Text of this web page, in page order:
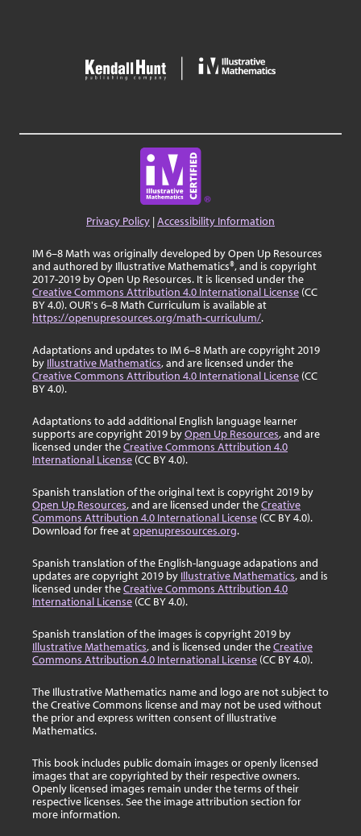
Privacy Policy |Accessibility Information
IM 6–8 Math was originally developed by Open Up Resources
and authored by Illustrative Mathematics®, and is copyright
2017-2019 by Open Up Resources. It is licensed under the
Creative Commons Attribution 4.0 International License (CC
BY 4.0). OUR's 6–8 Math Curriculum is available at
https://openupresources.org/math-curriculum/.
Adaptations and updates to IM 6–8 Math are copyright 2019
by Illustrative Mathematics, and are licensed under the
Creative Commons Attribution 4.0 International License (CC
BY 4.0).
Adaptations to add additional English language learner
supports are copyright 2019 byOpen Up Resources, and are
licensed under theCreative Commons Attribution 4.0
International License (CC BY 4.0).
Spanish translation of the original text is copyright 2019 by
Open Up Resources, and are licensed under theCreative
Commons Attribution 4.0 International License (CC BY 4.0).
Download for free atopenupresources.org.
Spanish translation of the English-language adapations and
updates are copyright 2019 by Illustrative Mathematics, and is
licensed under theCreative Commons Attribution 4.0
International License (CC BY 4.0).
Spanish translation of the images is copyright 2019 by
Illustrative Mathematics, and is licensed under theCreative
Commons Attribution 4.0 International License (CC BY 4.0).
The Illustrative Mathematics name and logo are not subject to
the Creative Commons license and may not be used without
the prior and express written consent of Illustrative
Mathematics.
This book includes public domain images or openly licensed
images that are copyrighted by their respective owners.
Openly licensed images remain under the terms of their
respective licenses. See the image attribution section for
more information.